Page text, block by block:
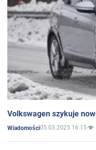
Volkswagen szykuje
Wiadomości05.03.2025 16:15